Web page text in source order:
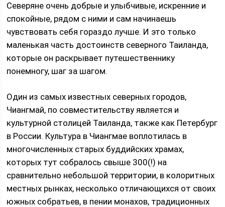
Северяне очень добрые и улыбчивые, искренние и
спокойные, рядом с ними и сам начинаешь
чувствовать себя гораздо лучше. И это только
маленькая часть достоинств северного Таиланда,
которые он раскрывает путешественнику
понемногу, шаг за шагом.
Один из самых известных северных городов,
Чиангмай, по совместительству является и
культурной столицей Таиланда, также как Петербург
в России. Культура в Чиангмае воплотилась в
многочисленных старых буддийских храмах,
которых тут собралось свыше 300(!) на
сравнительно небольшой территории, в колоритных
местных рынках, несколько отличающихся от своих
южных собратьев, в пении монахов, традиционных